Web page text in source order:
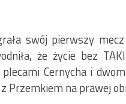
swój pierwszy
że życie bez
Cernycha i
Przemkiem na prawej